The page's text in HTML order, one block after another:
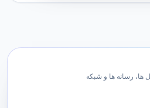
ها، رسانه ها و شبکه